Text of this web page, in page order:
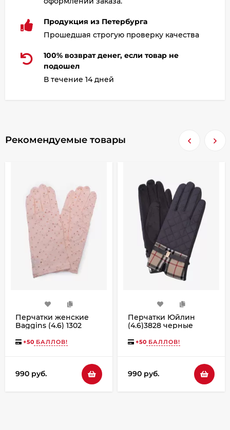
Продукция из Петербурга
Прошедшая строгую проверку качества
100% возврат денег, если товар не
подошел
В течение 14 дней
Рекомендуемые товары
Перчатки женские
Baggins (4.6) 1302
+50 БАЛЛОВ!
990 руб.
Перчатки Юйлин
(4.6)3828 черные
+50 БАЛЛОВ!
990 руб.